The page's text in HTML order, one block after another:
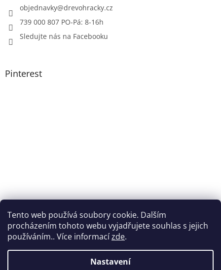
Tento web používá soubory cookie. Dalším
procházením tohoto webu vyjadřujete souhlas s jejich
používáním.. Více informacízde.
Nastavení
objednavky@drevohracky.cz
739 000 807 PO-Pá: 8-16h
Sledujte nás na Facebooku
Pinterest
Vytvořil Shoptet